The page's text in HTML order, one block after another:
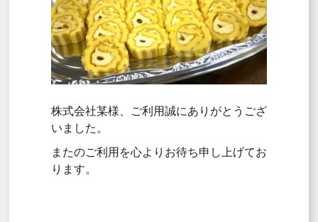
株式会社某様、ご利用誠にありがとうござ
いました。
またのご利用を心よりお待ち申し上げてお
ります。